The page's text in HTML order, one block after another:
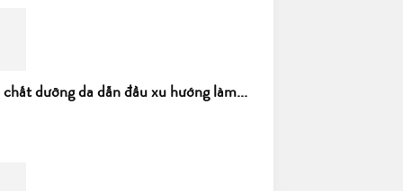
dưỡng da dẫn đầu xu hướng làm...